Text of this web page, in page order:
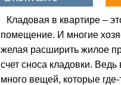
Кладовая в квартире –
помещение. И многие
желая расширить жилое
счет сноса кладовки.
много вещей, которые